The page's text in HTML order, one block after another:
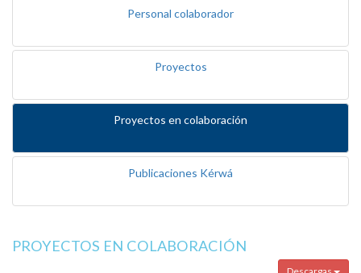
Personal colaborador
Proyectos
Proyectos en colaboración
Publicaciones Kérwá
PROYECTOS EN COLABORACIÓN